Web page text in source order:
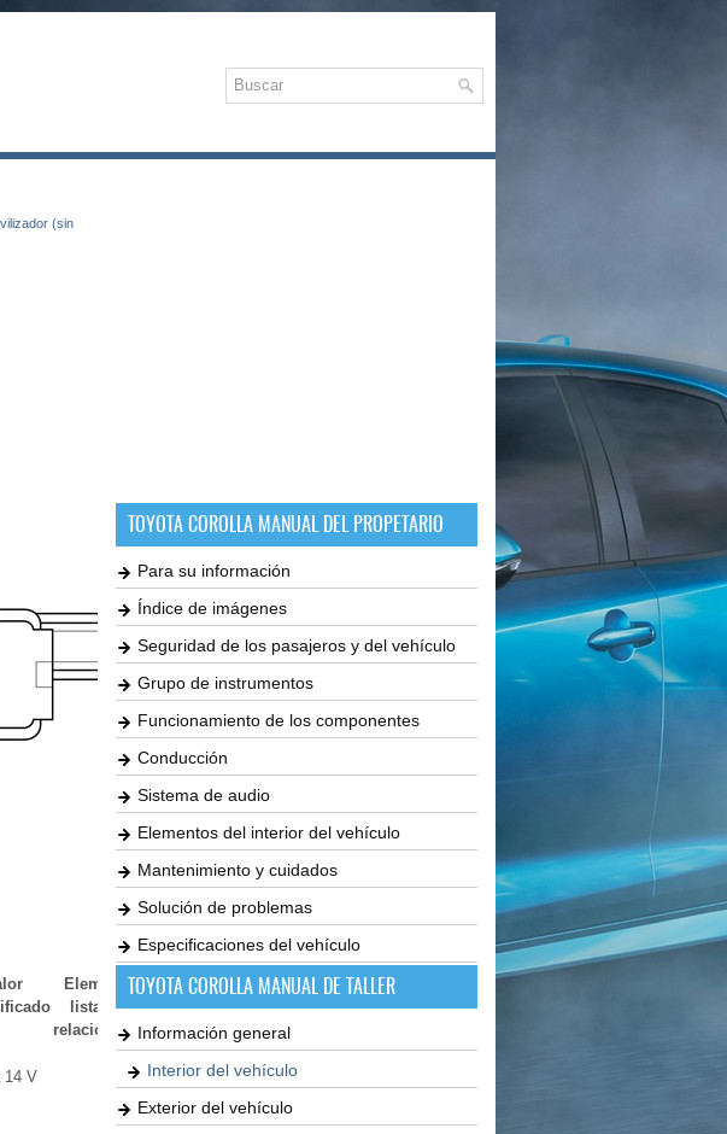
(sin
Elemento de la
lista de datos
relacionados/DTC
14 V +B
TOYOTA COROLLA MANUAL DEL PROPETARIO
Para su información
Índice de imágenes
Seguridad de los pasajeros y del vehículo
Grupo de instrumentos
Funcionamiento de los componentes
Conducción
Sistema de audio
Elementos del interior del vehículo
Mantenimiento y cuidados
Solución de problemas
Especificaciones del vehículo
TOYOTA COROLLA MANUAL DE TALLER
Información general
Interior del vehículo
Exterior del vehículo